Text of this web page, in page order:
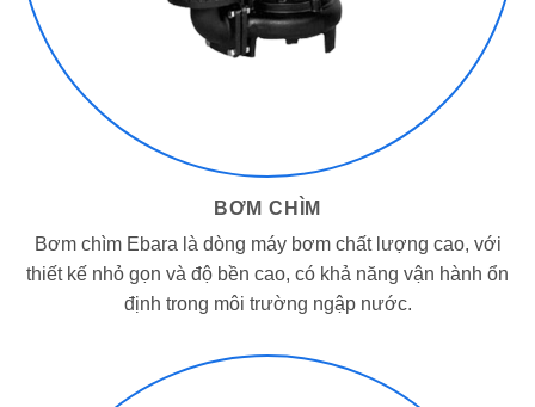
BƠM CHÌM
Bơm chìm Ebara là dòng máy bơm chất lượng cao, với
thiết kế nhỏ gọn và độ bền cao, có khả năng vận hành ổn
định trong môi trường ngập nước.